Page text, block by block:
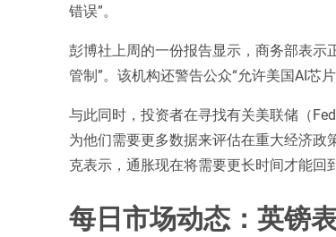
错误”。
彭博社上周的一份报告显示，商务部表示
管制”。该机构还警告公众“允许美国AI芯
与此同时，投资者在寻找有关美联储（
为他们需要更多数据来评估在重大经济政
克表示，通胀现在将需要更长时间才能回
每日市场动态：英镑